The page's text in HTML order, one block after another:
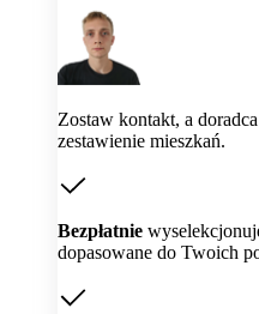
Zostaw kontakt, a
zestawienie mieszkań.
Bezpłatnie
dopasowane do Twoich